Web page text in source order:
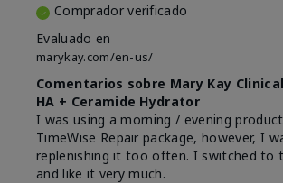
Comprador verificado
Evaluado en
marykay.com/en-us/
Comentarios sobre Mary Kay
HA + Ceramide Hydrator
I was using a morning / evening
TimeWise Repair package, however, I
replenishing it too often. I switched to
and like it very much.